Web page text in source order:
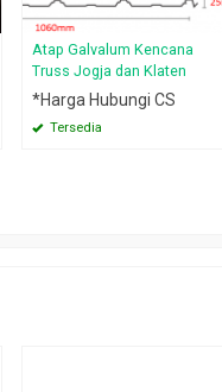
Atap Galvalum Kencana
Truss Jogja dan Klaten
*Harga Hubungi CS
Tersedia